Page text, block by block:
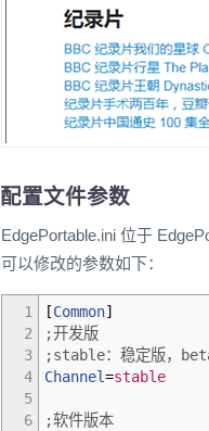
配置文件参数
EdgePortable.ini 位于
可以修改的参数如下：
1
2
3
4
5
6
[Common]
;开发版
;stable：稳定版，
Channel=stable
;软件版本